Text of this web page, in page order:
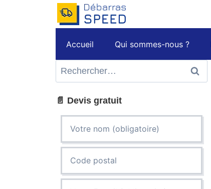
Accueil Qui sommes-nous ?
Rechercher :
📄 Devis gratuit